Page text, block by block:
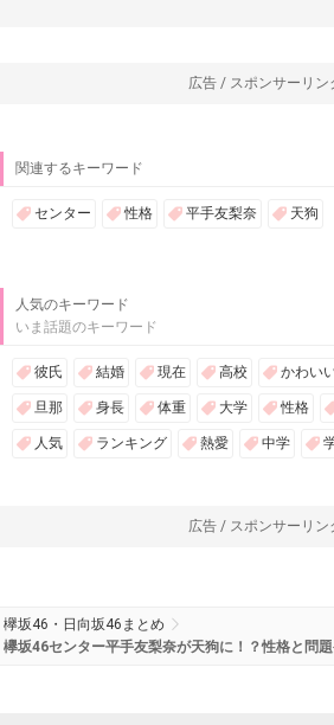
広告 / スポンサーリン
関連するキーワード
センター 性格 平手友梨奈 天狗
人気のキーワード
いま話題のキーワード
彼氏 結婚 現在 高校 かわい
旦那 身長 体重 大学 性格
人気 ランキング 熱愛 中学
広告 / スポンサーリン
欅坂46・日向坂46まとめ
欅坂46センター平手友梨奈が天狗に！？性格と問